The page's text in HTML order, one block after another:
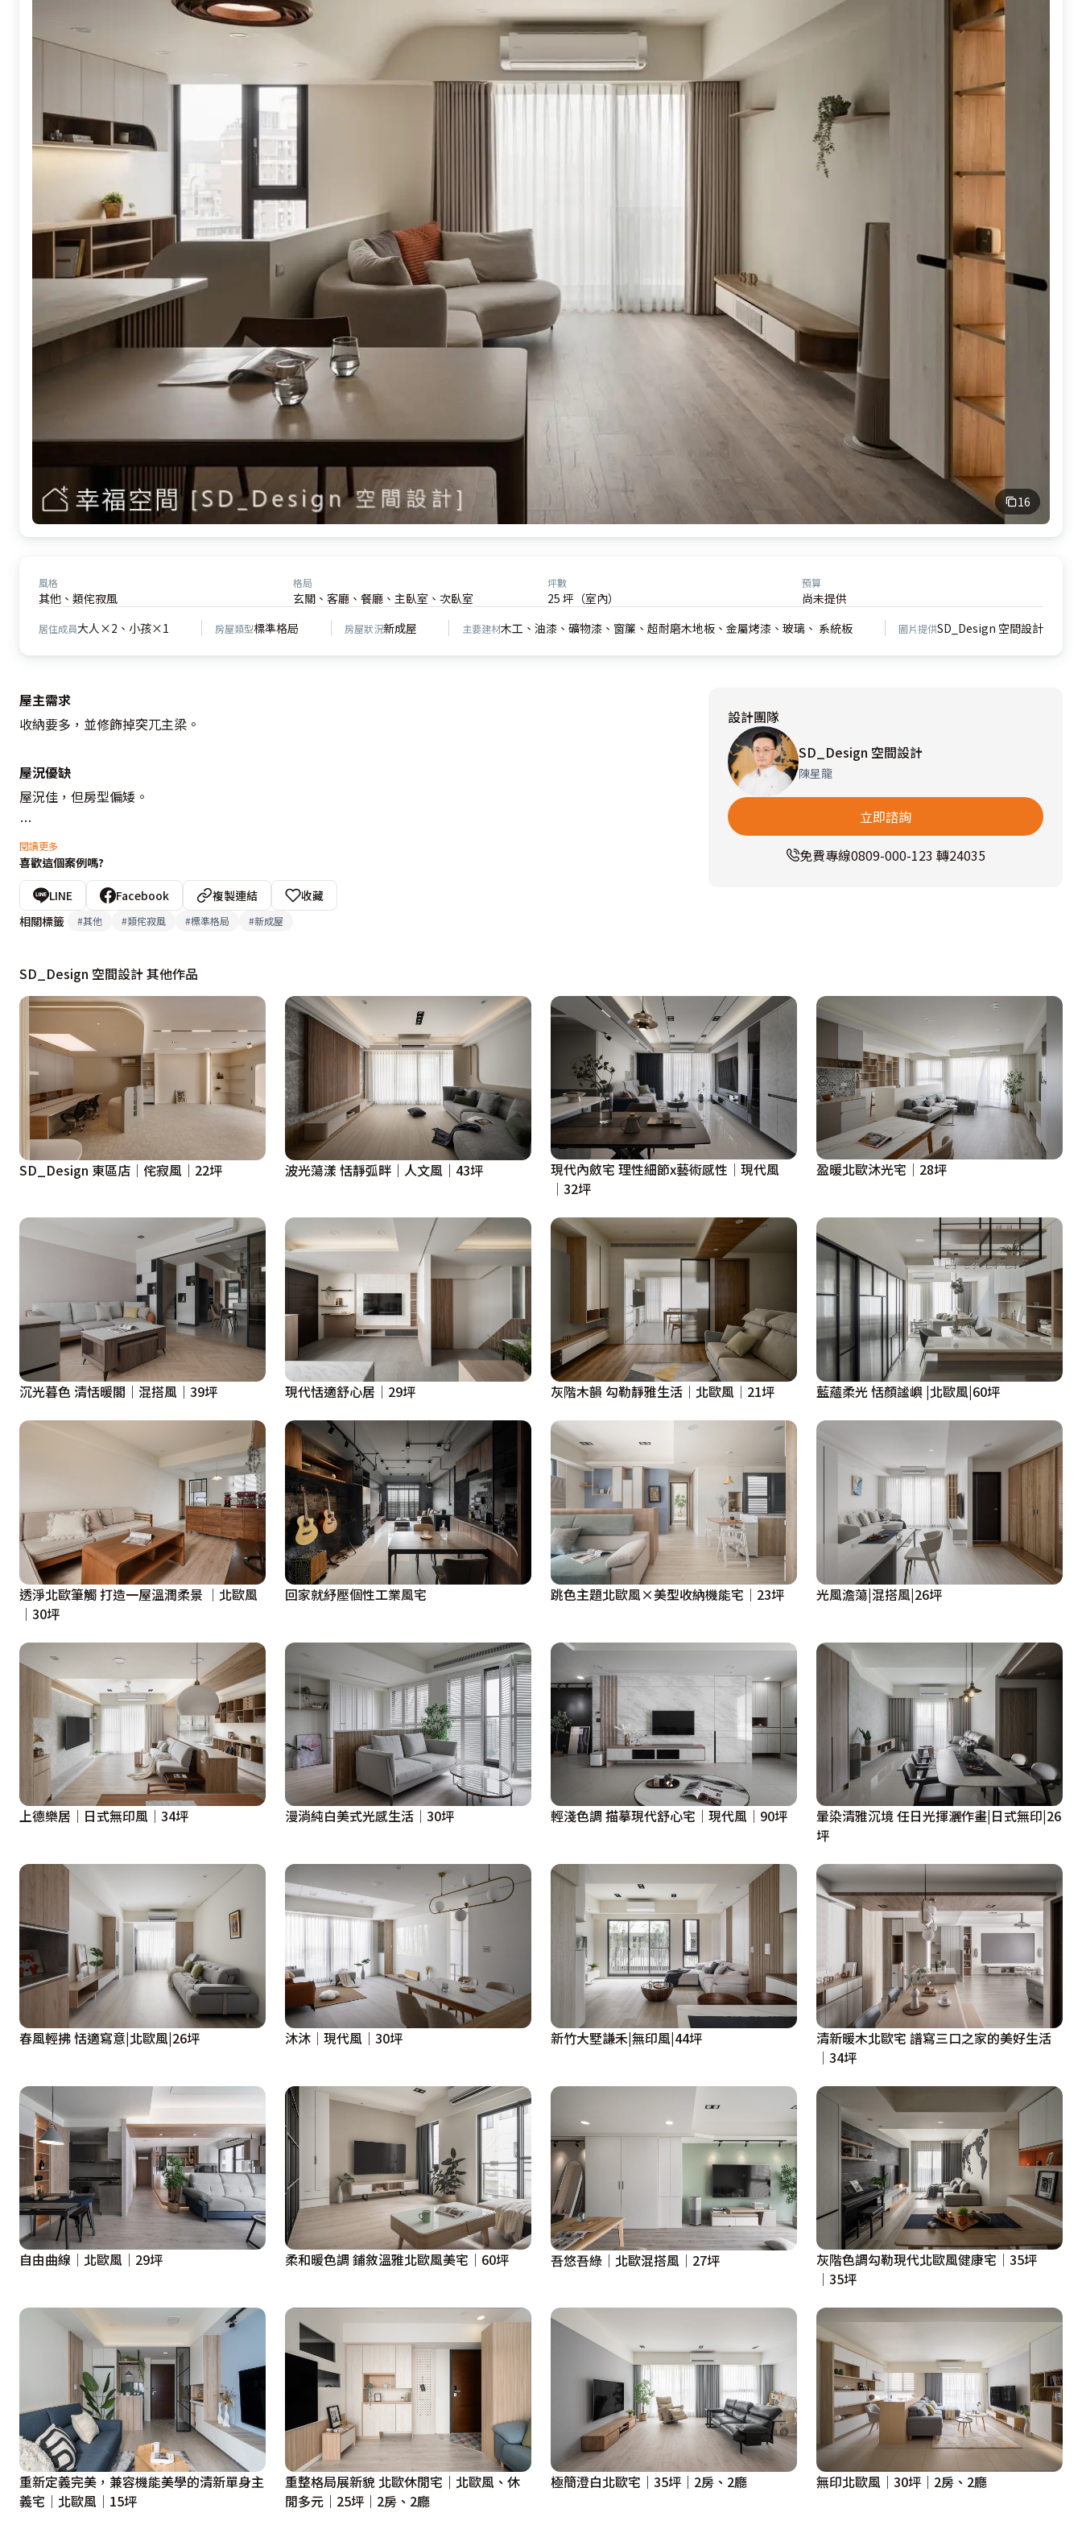
16
風格
其他、類侘寂風
格局
玄關、客廳、餐廳、主臥室、次臥室
坪數
25 坪（室內）
預算
尚未提供
居住成員大人×2、小孩×1 房屋類型標準格局 房屋狀況新成屋 主要建材木工、油漆、礦物漆、窗簾、超耐磨木地板、金屬烤漆、玻璃、 系統板 圖片提供SD_Design 空間設計
屋主需求
收納要多，並修飾掉突兀主梁。
屋況優缺
屋況佳，但房型偏矮。
設計重點
植入基礎收納，並以木質與白色構築北歐風，再利用曲線來修飾主樑，讓客廳牆面和沙發背牆有不同的感覺。
設計概念文字為【SD_Design 空間設計】提供
閱讀更多
喜歡這個案例嗎?
LINE Facebook 複製連結
收藏
相關標籤
#其他 #類侘寂風 #標準格局 #新成屋
設計團隊
SD_Design 空間設計
陳星龍
立即諮詢
免費專線0809-000-123 轉24035
SD_Design 空間設計 其他作品
SD_Design 東區店│侘寂風│22坪 波光蕩漾 恬靜弧畔｜人文風｜43坪
現代內斂宅 理性細節x藝術感性│現代風
│32坪
盈暖北歐沐光宅│28坪
沉光暮色 清恬暖閣｜混搭風｜39坪 現代恬適舒心居│29坪 灰階木韻 勾勒靜雅生活│北歐風│21坪 藍蘊柔光 恬顏謐嶼 |北歐風|60坪
透淨北歐筆觸 打造一屋溫潤柔景 │北歐風
│30坪
回家就紓壓個性工業風宅 跳色主題北歐風×美型收納機能宅│23坪 光風澹蕩|混搭風|26坪
上德樂居│日式無印風│34坪 漫淌純白美式光感生活│30坪 輕淺色調 描摹現代舒心宅│現代風│90坪
暈染清雅沉境 任日光揮灑作畫|日式無印|26
坪
春風輕拂 恬適寫意|北歐風|26坪 沐沐│現代風│30坪 新竹大墅謙禾|無印風|44坪
清新暖木北歐宅 譜寫三口之家的美好生活
│34坪
自由曲線│北歐風│29坪 柔和暖色調 鋪敘溫雅北歐風美宅│60坪 吾悠吾綠│北歐混搭風│27坪
灰階色調勾勒現代北歐風健康宅│35坪
│35坪
重新定義完美，兼容機能美學的清新單身主
義宅│北歐風│15坪
重整格局展新貌 北歐休閒宅｜北歐風、休
閒多元｜25坪｜2房、2廳
極簡澄白北歐宅｜35坪｜2房、2廳 無印北歐風｜30坪｜2房、2廳